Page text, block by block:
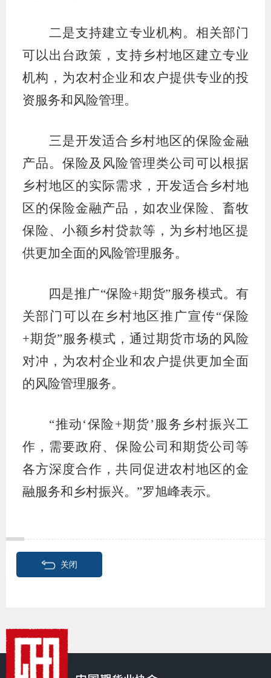
二是支持建立专业机构。相关部门
可以出台政策，支持乡村地区建立专业
机构，为农村企业和农户提供专业的投
资服务和风险管理。
三是开发适合乡村地区的保险金融
产品。保险及风险管理类公司可以根据
乡村地区的实际需求，开发适合乡村地
区的保险金融产品，如农业保险、畜牧
保险、小额乡村贷款等，为乡村地区提
供更加全面的风险管理服务。
四是推广“保险+期货”服务模式。有
关部门可以在乡村地区推广宣传“保险
+期货”服务模式，通过期货市场的风险
对冲，为农村企业和农户提供更加全面
的风险管理服务。
“推动‘保险+期货’服务乡村振兴工
作，需要政府、保险公司和期货公司等
各方深度合作，共同促进农村地区的金
融服务和乡村振兴。”罗旭峰表示。
关闭